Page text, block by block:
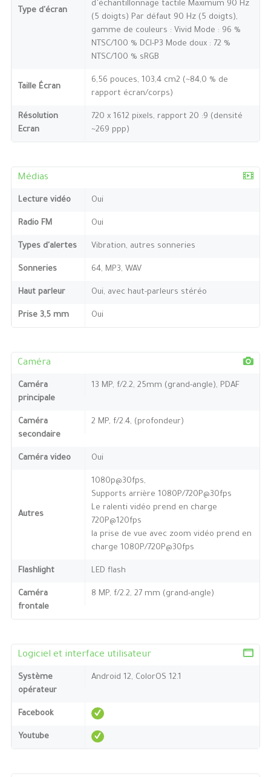
Type d'écran
d’échantillonnage tactile Maximum 90 Hz
(5 doigts) Par défaut 90 Hz (5 doigts),
gamme de couleurs : Vivid Mode : 96 %
NTSC/100 % DCI-P3 Mode doux : 72 %
NTSC/100 % sRGB
Taille Écran
6,56 pouces, 103,4 cm2 (~84,0 % de
rapport écran/corps)
Résolution
Ecran
720 x 1612 pixels, rapport 20 :9 (densité
~269 ppp)
Médias
Lecture vidéo Oui
Radio FM Oui
Types d'alertes Vibration, autres sonneries
Sonneries 64, MP3, WAV
Haut parleur Oui, avec haut-parleurs stéréo
Prise 3,5 mm Oui
Caméra
Caméra
principale
13 MP, f/2.2, 25mm (grand-angle), PDAF
Caméra
secondaire
2 MP, f/2.4, (profondeur)
Caméra video Oui
Autres
1080p@30fps,
Supports arrière 1080P/720P@30fps
Le ralenti vidéo prend en charge
720P@120fps
la prise de vue avec zoom vidéo prend en
charge 1080P/720P@30fps
Flashlight LED flash
Caméra
frontale
8 MP, f/2.2, 27 mm (grand-angle)
Logiciel et interface utilisateur
Système
opérateur
Android 12, ColorOS 12.1
Facebook
Youtube